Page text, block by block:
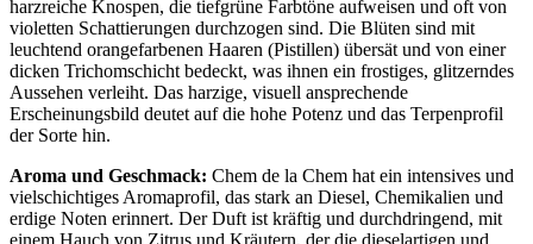
harzreiche Knospen, die tiefgrüne Farbtöne aufweisen und oft von
violetten Schattierungen durchzogen sind. Die Blüten sind mit
leuchtend orangefarbenen Haaren (Pistillen) übersät und von einer
dicken Trichomschicht bedeckt, was ihnen ein frostiges, glitzerndes
Aussehen verleiht. Das harzige, visuell ansprechende
Erscheinungsbild deutet auf die hohe Potenz und das Terpenprofil
der Sorte hin.
Aroma und Geschmack: Chem de la Chem hat ein intensives und
vielschichtiges Aromaprofil, das stark an Diesel, Chemikalien und
erdige Noten erinnert. Der Duft ist kräftig und durchdringend, mit
einem Hauch von Zitrus und Kräutern, der die dieselartigen und